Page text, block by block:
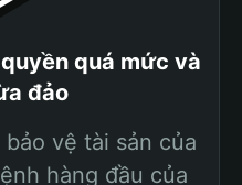
quá mức và
đảo
vệ tài sản của
hàng đầu của